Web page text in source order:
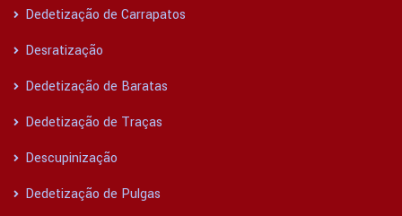
Dedetização de Carrapatos
Desratização
Dedetização de Baratas
Dedetização de Traças
Descupinização
Dedetização de Pulgas